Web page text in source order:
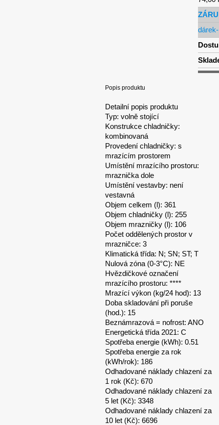
Popis produktu
Detailní popis produktu
Typ: volně stojící
Konstrukce chladničky:
kombinovaná
Provedení chladničky: s
mrazícím prostorem
Umístění mrazícího prostoru:
mraznička dole
Umístění vestavby: není
vestavná
Objem celkem (l): 361
Objem chladničky (l): 255
Objem mrazničky (l): 106
Počet oddělených prostor v
mrazničce: 3
Klimatická třída: N; SN; ST; T
Nulová zóna (0-3°C): NE
Hvězdičkové označení
mrazícího prostoru: ****
Mrazící výkon (kg/24 hod): 13
Doba skladování při poruše
(hod.): 15
Beznámrazová = nofrost: ANO
Energetická třída 2021: C
Spotřeba energie (kWh): 0.51
Spotřeba energie za rok
(kWh/rok): 186
Odhadované náklady chlazení za
1 rok (Kč): 670
Odhadované náklady chlazení za
5 let (Kč): 3348
Odhadované náklady chlazení za
10 let (Kč): 6696